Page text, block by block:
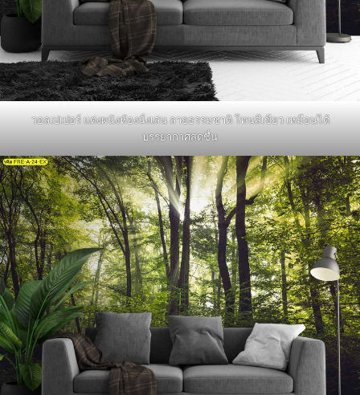
วอลเปเปอร์ แต่งผนังห้องนั่งเล่น ลายธรรมชาติ โทนสีเขียว เหมือนได้
บรรยากาศสดชื่น